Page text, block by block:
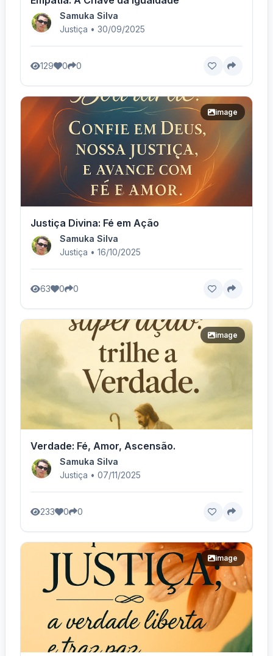
Samuka Silva
Justiça • 30/09/2025
129 0 0
image
Justiça Divina: Fé em Ação
Samuka Silva
Justiça • 16/10/2025
63 0 0
image
Verdade: Fé, Amor, Ascensão.
Samuka Silva
Justiça • 07/11/2025
233 0 0
image